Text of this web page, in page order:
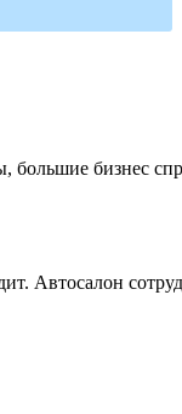
большие бизнес
Автосалон